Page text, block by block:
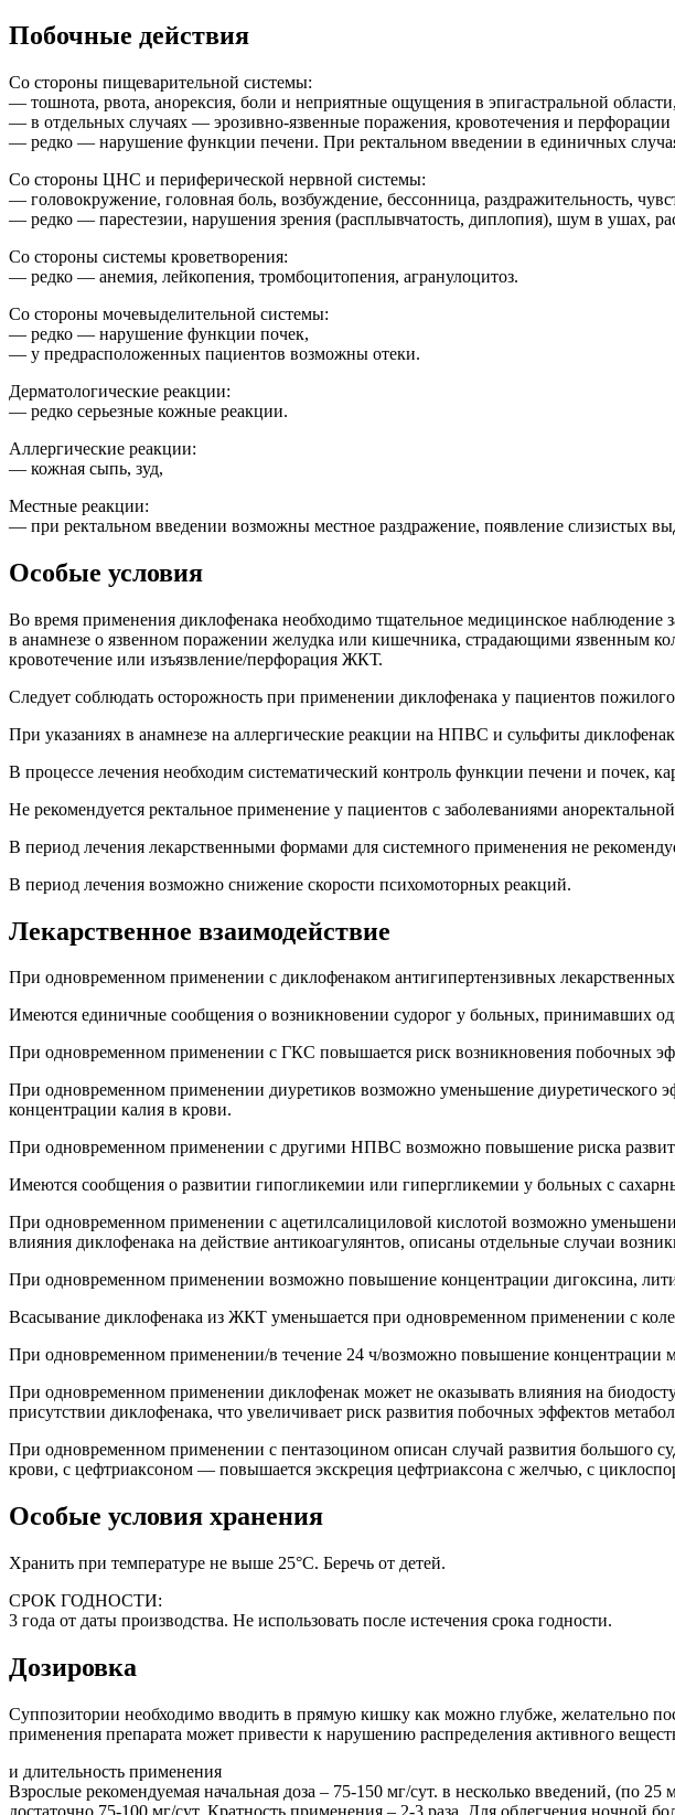
Побочные действия
Со стороны пищеварительной системы:
— тошнота, рвота, анорексия, боли и неприятные ощущения в эпигастральной
— в отдельных случаях — эрозивно-язвенные поражения, кровотечения и
— редко — нарушение функции печени. При ректальном введении в единичных
Со стороны ЦНС и периферической нервной системы:
— головокружение, головная боль, возбуждение, бессонница, раздражительность,
— редко — парестезии, нарушения зрения (расплывчатость, диплопия), шум в ушах,
Со стороны системы кроветворения:
— редко — анемия, лейкопения, тромбоцитопения, агранулоцитоз.
Со стороны мочевыделительной системы:
— редко — нарушение функции почек,
— у предрасположенных пациентов возможны отеки.
Дерматологические реакции:
— редко серьезные кожные реакции.
Аллергические реакции:
— кожная сыпь, зуд,
Местные реакции:
— при ректальном введении возможны местное раздражение, появление слизистых
Особые условия
Во время применения диклофенака необходимо тщательное медицинское
в анамнезе о язвенном поражении желудка или кишечника, страдающими язвенным
кровотечение или изъязвление/перфорация ЖКТ.
Следует соблюдать осторожность при применении диклофенака у пациентов пожилого
При указаниях в анамнезе на аллергические реакции на НПВС и сульфиты
В процессе лечения необходим систематический контроль функции печени и почек,
Не рекомендуется ректальное применение у пациентов с заболеваниями
В период лечения лекарственными формами для системного применения не
В период лечения возможно снижение скорости психомоторных реакций.
Лекарственное взаимодействие
При одновременном применении с диклофенаком антигипертензивных
Имеются единичные сообщения о возникновении судорог у больных, принимавших
При одновременном применении с ГКС повышается риск возникновения побочных
При одновременном применении диуретиков возможно уменьшение
концентрации калия в крови.
При одновременном применении с другими НПВС возможно повышение риска
Имеются сообщения о развитии гипогликемии или гипергликемии у больных с
При одновременном применении с ацетилсалициловой кислотой возможно
влияния диклофенака на действие антикоагулянтов, описаны отдельные случаи
При одновременном применении возможно повышение концентрации дигоксина,
Всасывание диклофенака из ЖКТ уменьшается при одновременном применении с
При одновременном применении/в течение 24 ч/возможно повышение концентрации
При одновременном применении диклофенак может не оказывать влияния на
присутствии диклофенака, что увеличивает риск развития побочных эффектов
При одновременном применении с пентазоцином описан случай развития
крови, с цефтриаксоном — повышается экскреция цефтриаксона с желчью, с
Особые условия хранения
Хранить при температуре не выше 25°C. Беречь от детей.
СРОК ГОДНОСТИ:
3 года от даты производства. Не использовать после истечения срока годности.
Дозировка
Суппозитории необходимо вводить в прямую кишку как можно глубже, желательно
применения препарата может привести к нарушению распределения активного
и длительность применения
Взрослые рекомендуемая начальная доза – 75-150 мг/сут. в несколько введений, (по
достаточно 75-100 мг/сут. Кратность применения – 2-3 раза. Для облегчения ночной